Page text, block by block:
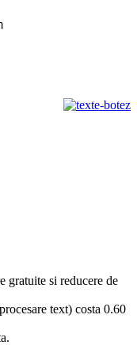
gratuite si reducere de
text) costa 0.60